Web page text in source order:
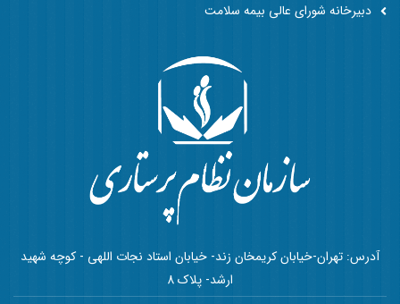
آدرس: تهران-خیابان کریمخان زند- خیابان استاد نجات اللهی - کوچه شهید
ارشد- پلاک 8
دبیرخانه شورای عالی بیمه سلامت